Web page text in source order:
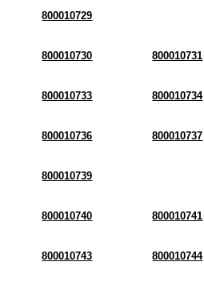
800010729
800010730 800010731
800010733 800010734
800010736 800010737
800010739
800010740 800010741
800010743 800010744